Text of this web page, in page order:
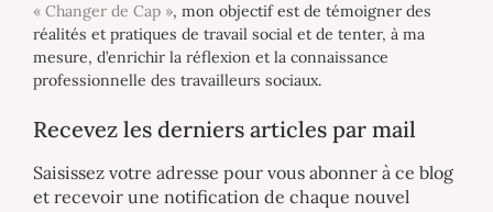
« Changer de Cap », mon objectif est de témoigner des
réalités et pratiques de travail social et de tenter, à ma
mesure, d’enrichir la réflexion et la connaissance
professionnelle des travailleurs sociaux.
Recevez les derniers articles par mail
Saisissez votre adresse pour vous abonner à ce blog
et recevoir une notification de chaque nouvel